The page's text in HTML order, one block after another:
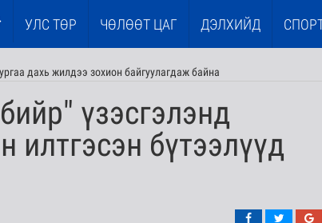
УЛС ТӨР ЧӨЛӨӨТ ЦАГ ДЭЛХИЙД
дахь жилдээ зохион байгуулагдаж байна
үзэсгэлэнд
илтгэсэн бүтээлүүд